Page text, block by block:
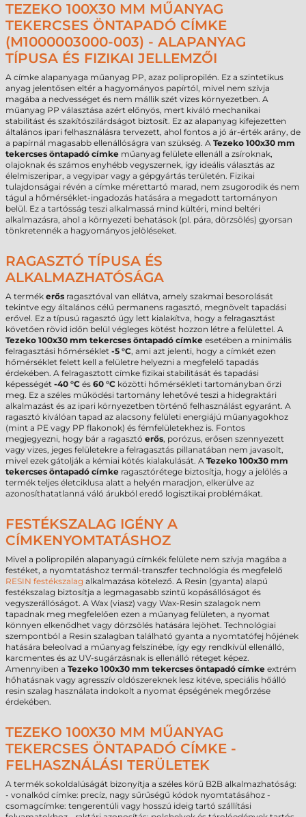
TEZEKO 100X30 MM MŰANYAG
TEKERCSES ÖNTAPADÓ CÍMKE
(M1000003000-003) - ALAPANYAG
TÍPUSA ÉS FIZIKAI JELLEMZŐI
A címke alapanyaga műanyag PP, azaz polipropilén. Ez a szintetikus
anyag jelentősen eltér a hagyományos papírtól, mivel nem szívja
magába a nedvességet és nem mállik szét vizes környezetben. A
műanyag PP választása azért előnyös, mert kiváló mechanikai
stabilitást és szakítószilárdságot biztosít. Ez az alapanyag kifejezetten
általános ipari felhasználásra tervezett, ahol fontos a jó ár-érték arány, de
a papírnál magasabb ellenállóságra van szükség. A Tezeko 100x30 mm
tekercses öntapadó címke műanyag felülete ellenáll a zsíroknak,
olajoknak és számos enyhébb vegyszernek, így ideális választás az
élelmiszeripar, a vegyipar vagy a gépgyártás területén. Fizikai
tulajdonságai révén a címke mérettartó marad, nem zsugorodik és nem
tágul a hőmérséklet-ingadozás hatására a megadott tartományon
belül. Ez a tartósság teszi alkalmassá mind kültéri, mind beltéri
alkalmazásra, ahol a környezeti behatások (pl. pára, dörzsölés) gyorsan
tönkretennék a hagyományos jelöléseket.
RAGASZTÓ TÍPUSA ÉS
ALKALMAZHATÓSÁGA
A termék erős ragasztóval van ellátva, amely szakmai besorolását
tekintve egy általános célú permanens ragasztó, megnövelt tapadási
erővel. Ez a típusú ragasztó úgy lett kialakítva, hogy a felragasztást
követően rövid időn belül végleges kötést hozzon létre a felülettel. A
Tezeko 100x30 mm tekercses öntapadó címke esetében a minimális
felragasztási hőmérséklet -5 °C, ami azt jelenti, hogy a címkét ezen
hőmérséklet felett kell a felületre helyezni a megfelelő tapadás
érdekében. A felragasztott címke fizikai stabilitását és tapadási
képességét -40 °C és 60 °C közötti hőmérsékleti tartományban őrzi
meg. Ez a széles működési tartomány lehetővé teszi a hidegraktári
alkalmazást és az ipari környezetben történő felhasználást egyaránt. A
ragasztó kiválóan tapad az alacsony felületi energiájú műanyagokhoz
(mint a PE vagy PP flakonok) és fémfelületekhez is. Fontos
megjegyezni, hogy bár a ragasztó erős, porózus, erősen szennyezett
vagy vizes, jeges felületekre a felragasztás pillanatában nem javasolt,
mivel ezek gátolják a kémiai kötés kialakulását. A Tezeko 100x30 mm
tekercses öntapadó címke ragasztórétege biztosítja, hogy a jelölés a
termék teljes életciklusa alatt a helyén maradjon, elkerülve az
azonosíthatatlanná váló árukból eredő logisztikai problémákat.
FESTÉKSZALAG IGÉNY A
CÍMKENYOMTATÁSHOZ
Mivel a polipropilén alapanyagú címkék felülete nem szívja magába a
festéket, a nyomtatáshoz termál-transzfer technológia és megfelelő
RESIN festékszalag alkalmazása kötelező. A Resin (gyanta) alapú
festékszalag biztosítja a legmagasabb szintű kopásállóságot és
vegyszerállóságot. A Wax (viasz) vagy Wax-Resin szalagok nem
tapadnak meg megfelelően ezen a műanyag felületen, a nyomat
könnyen elkenődhet vagy dörzsölés hatására lejöhet. Technológiai
szempontból a Resin szalagban található gyanta a nyomtatófej hőjének
hatására beleolvad a műanyag felszínébe, így egy rendkívül ellenálló,
karcmentes és az UV-sugárzásnak is ellenálló réteget képez.
Amennyiben a Tezeko 100x30 mm tekercses öntapadó címke extrém
hőhatásnak vagy agresszív oldószereknek lesz kitéve, speciális hőálló
resin szalag használata indokolt a nyomat épségének megőrzése
érdekében.
TEZEKO 100X30 MM MŰANYAG
TEKERCSES ÖNTAPADÓ CÍMKE -
FELHASZNÁLÁSI TERÜLETEK
A termék sokoldalúságát bizonyítja a széles körű B2B alkalmazhatóság:
- vonalkód címke: precíz, nagy sűrűségű kódok nyomtatásához -
csomagcímke: tengerentúli vagy hosszú ideig tartó szállítási